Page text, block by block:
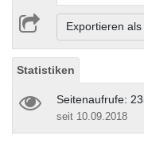
Exportieren
Statistiken
Seitenaufrufe:
seit 10.09.2018